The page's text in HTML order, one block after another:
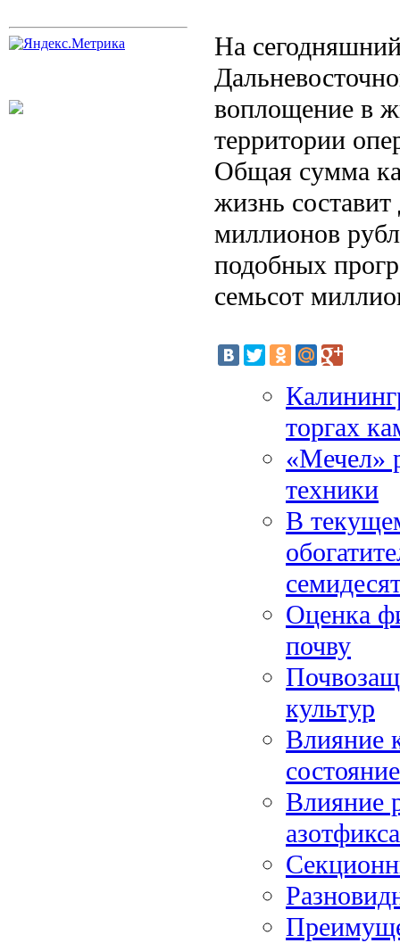
На
воплощение в
территории
Общая сумма
жизнь составит
миллионов
подобных
семьсот
торгах
«Мечел»
техники
В
Оценка
почву
культур
Влияние
Влияние